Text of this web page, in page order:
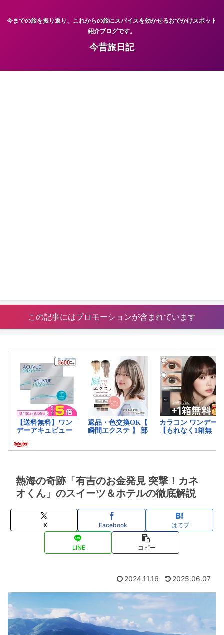
今までの旅を振り返り、これからの旅にスパイスを効かせるおでかけスポット
紹介ブログです。
今昔旅日記
この記事にはプロモーションが含まれています
熱海の奇跡「有吉のお金発見 突撃！カネ
オくん」のスイーツ＆ホテルの徹底解説
X Facebook はてブ
LINE コピー
2024.11.16 2025.06.07